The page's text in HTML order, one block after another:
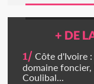
+ DE
1/ Côte d'Ivoire :
domaine foncier,
Coulibal...